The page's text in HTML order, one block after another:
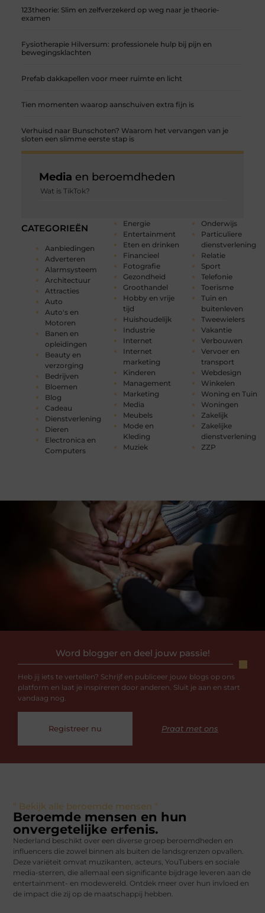
123theorie: Slim en zelfverzekerd op weg naar je theorie-
examen
Fysiotherapie Hilversum: professionele hulp bij pijn en
bewegingsklachten
Prefab dakkapellen voor meer ruimte en licht
Tien momenten waarop aanschuiven extra fijn is
Verhuisd naar Bunschoten? Waarom het vervangen van je
sloten een slimme eerste stap is
CATEGORIEËN
Aanbiedingen
Adverteren
Alarmsysteem
Architectuur
Attracties
Auto
Auto's en
Motoren
Banen en
opleidingen
Beauty en
verzorging
Bedrijven
Bloemen
Blog
Cadeau
Dienstverlening
Dieren
Electronica en
Computers
Energie
Entertainment
Eten en drinken
Financieel
Fotografie
Gezondheid
Groothandel
Hobby en vrije
tijd
Huishoudelijk
Industrie
Internet
Internet
marketing
Kinderen
Management
Marketing
Media
Meubels
Mode en
Kleding
Muziek
Onderwijs
Particuliere
dienstverlening
Relatie
Sport
Telefonie
Toerisme
Tuin en
buitenleven
Tweewielers
Vakantie
Verbouwen
Vervoer en
transport
Webdesign
Winkelen
Woning en Tuin
Woningen
Zakelijk
Zakelijke
dienstverlening
ZZP
Media en beroemdheden
Wat is TikTok?
Word blogger en deel jouw passie!
Heb jij iets te vertellen? Schrijf en publiceer jouw blogs op ons
platform en laat je inspireren door anderen. Sluit je aan en start
vandaag nog.
Registreer nu Praat met ons
" Bekijk alle beroemde mensen "
Beroemde mensen en hun
onvergetelijke erfenis.
Nederland beschikt over een diverse groep beroemdheden en
influencers die zowel binnen als buiten de landsgrenzen opvallen.
Deze variëteit omvat muzikanten, acteurs, YouTubers en sociale
media-sterren, die allemaal een significante bijdrage leveren aan de
entertainment- en modewereld. Ontdek meer over hun invloed en
de impact die zij op de maatschappij hebben.